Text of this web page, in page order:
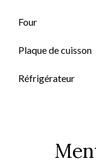
Four
Plaque de cuisson
Réfrigérateur